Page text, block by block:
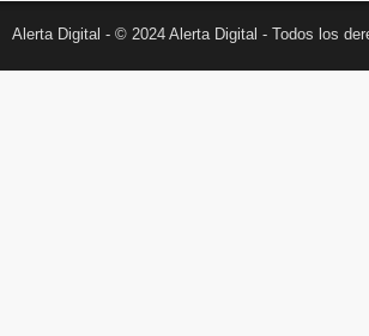
Alerta Digital - © 2024 Alerta Digital - Todos los